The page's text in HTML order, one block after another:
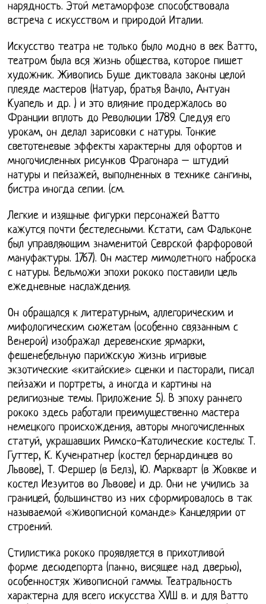
нарядность. Этой метаморфозе способствовала
встреча с искусством и природой Италии.
Искусство театра не только было модно в век Ватто,
театром была вся жизнь общества, которое пишет
художник. Живопись Буше диктовала законы целой
плеяде мастеров (Натуар, братья Ванло, Антуан
Куапель и др. ) и это влияние продержалось во
Франции вплоть до Революции 1789. Следуя его
урокам, он делал зарисовки с натуры. Тонкие
светотеневые эффекты характерны для офортов и
многочисленных рисунков Фрагонара – штудий
натуры и пейзажей, выполненных в технике сангины,
бистра иногда сепии. (см.
Легкие и изящные фигурки персонажей Ватто
кажутся почти бестелесными. Кстати, сам Фальконе
был управляющим знаменитой Севрской фарфоровой
мануфактуры. 1767). Он мастер мимолетного наброска
с натуры. Вельможи эпохи рококо поставили цель
ежедневные наслаждения.
Он обращался к литературным, аллегорическим и
мифологическим сюжетам (особенно связанным с
Венерой) изображал деревенские ярмарки,
фешенебельную парижскую жизнь игривые
экзотические «китайские» сценки и пасторали, писал
пейзажи и портреты, а иногда и картины на
религиозные темы. Приложение 5). В эпоху раннего
рококо здесь работали преимущественно мастера
немецкого происхождения, авторы многочисленных
статуй, украшавших Римско-Католические костелы: Т.
Гуттер, К. Кученратнер (костел бернардинцев во
Львове), Т. Фершер (в Белз), Ю. Маркварт (в Жовкве и
костел Иезуитов во Львове) и др. Они не учились за
границей, большинство из них сформировалось в так
называемой «живописной команде» Канцелярии от
строений.
Стилистика рококо проявляется в прихотливой
форме десюдепорта (панно, висящее над дверью),
особенностях живописной гаммы. Театральность
характерна для всего искусства XVШ в. и для Ватто